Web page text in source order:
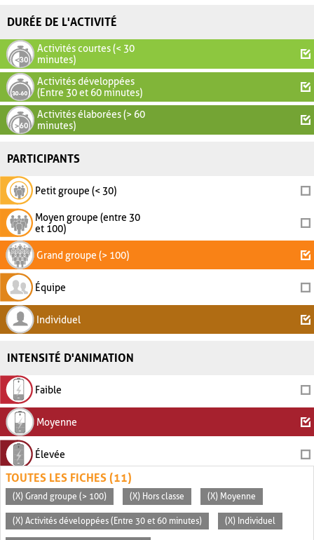
DURÉE DE L'ACTIVITÉ
Activités courtes (< 30
minutes)
Activités développées
(Entre 30 et 60 minutes)
Activités élaborées (> 60
minutes)
PARTICIPANTS
Petit groupe (< 30)
Moyen groupe (entre 30
et 100)
Grand groupe (> 100)
Équipe
Individuel
INTENSITÉ D'ANIMATION
Faible
Moyenne
Élevée
TOUTES LES FICHES (11)
(X) Grand groupe (> 100) (X) Hors classe (X) Moyenne
(X) Activités développées (Entre 30 et 60 minutes) (X) Individuel